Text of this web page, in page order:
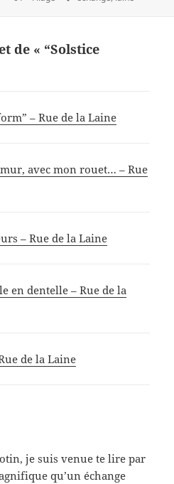
de « “Solstice
– Rue de la Laine
avec mon rouet… – Rue
– Rue de la Laine
en dentelle – Rue de la
de la Laine
je suis venue te lire par
qu’un échange